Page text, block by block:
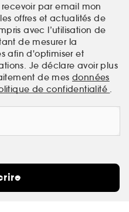
recevoir par email mon
offres et actualités de
avec l’utilisation de
de mesurer la
afin d'optimiser et
Je déclare avoir plus
de mes données
de confidentialité .